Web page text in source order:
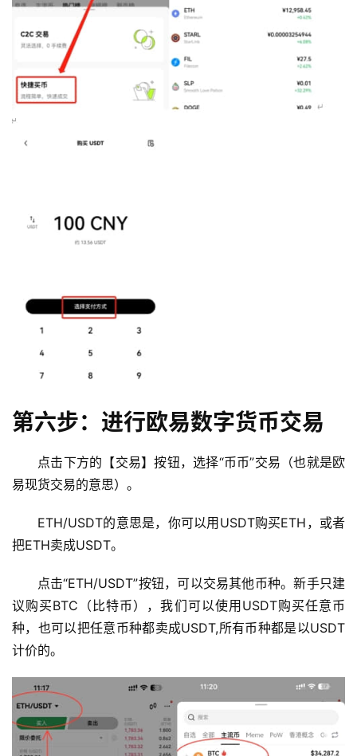
行
析
圈
问
题
第六步：进行欧易数字货币交易
点击下方的【交易】按钮，选择“币币”交易（也就是欧
易现货交易的意思）。
ETH/USDT的意思是，你可以用USDT购买ETH，或者
把ETH卖成USDT。
点击“ETH/USDT”按钮，可以交易其他币种。新手只建
议购买BTC（比特币），我们可以使用USDT购买任意币
种，也可以把任意币种都卖成USDT,所有币种都是以USDT
计价的。